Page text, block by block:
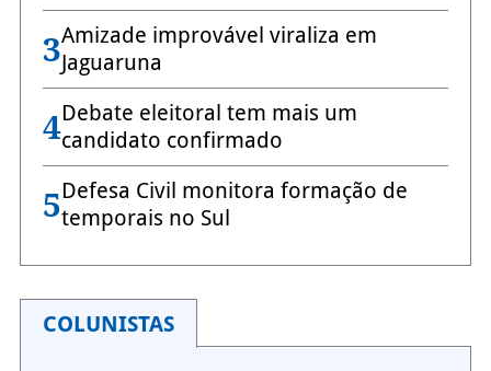
3Amizade improvável viraliza em
Jaguaruna
4Debate eleitoral tem mais um
candidato confirmado
5Defesa Civil monitora formação de
temporais no Sul
COLUNISTAS